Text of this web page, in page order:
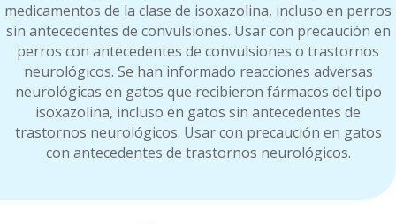
medicamentos de la clase de isoxazolina, incluso en perros
sin antecedentes de convulsiones. Usar con precaución en
perros con antecedentes de convulsiones o trastornos
neurológicos. Se han informado reacciones adversas
neurológicas en gatos que recibieron fármacos del tipo
isoxazolina, incluso en gatos sin antecedentes de
trastornos neurológicos. Usar con precaución en gatos
con antecedentes de trastornos neurológicos.